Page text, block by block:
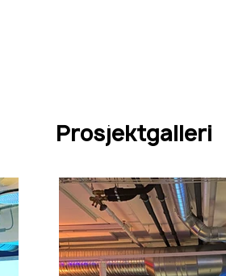
Prosjektgalleri